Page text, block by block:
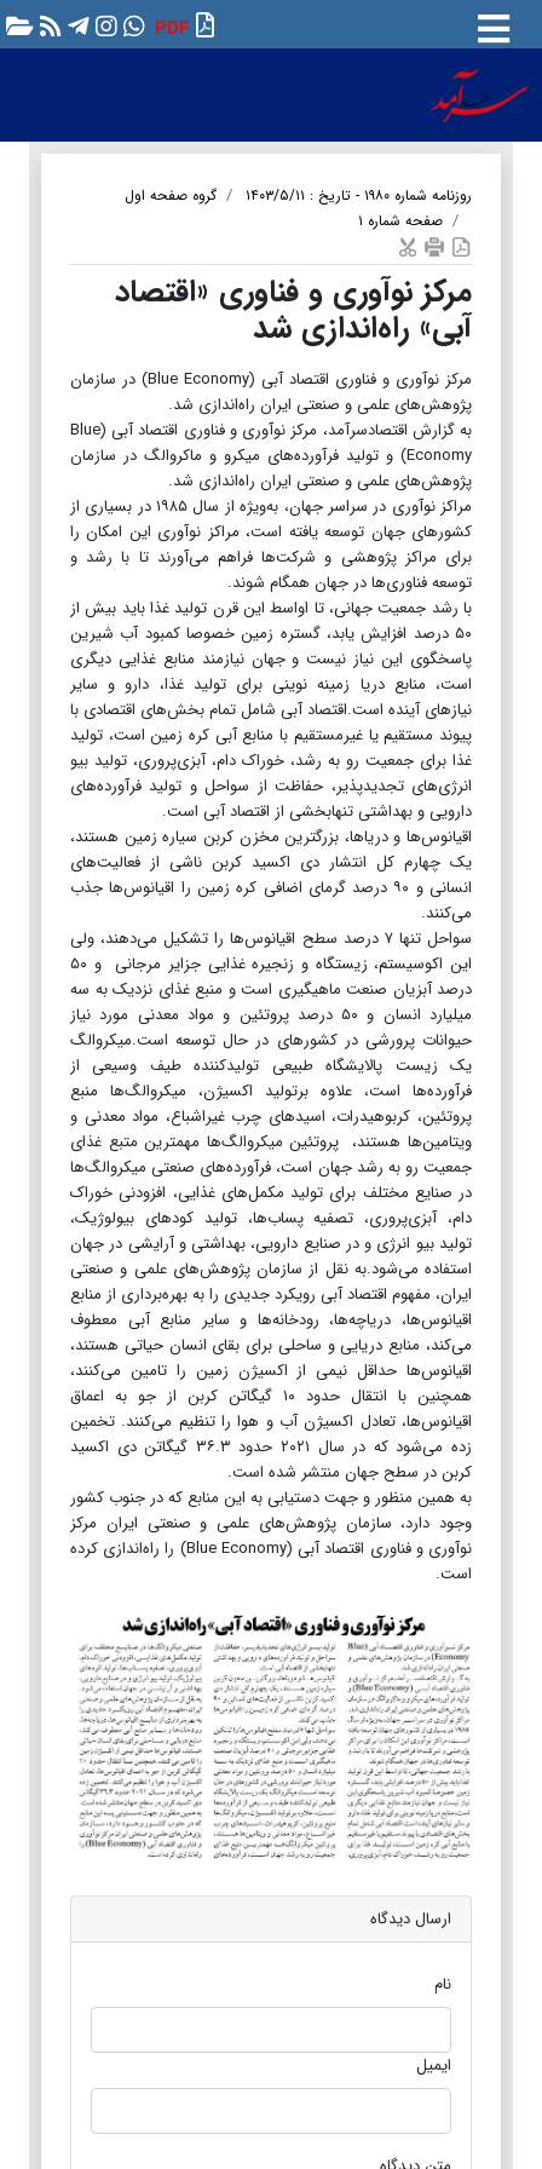
PDF
روزنامه شماره ۱۹۸۰ - تاریخ : ۱۴۰۳/۵/۱۱
گروه صفحه اول
صفحه شماره ۱
مرکز نوآوری و فناوری «اقتصاد
آبی» راه‌اندازی شد
مرکز نوآوری و فناوری اقتصاد آبی (Blue Economy) در سازمان
پژوهش‌های علمی و صنعتی ایران راه‌اندازی شد.
به گزارش اقتصادسرآمد، مرکز نوآوری و فناوری اقتصاد آبی (Blue
Economy) و تولید فرآورده‌های میکرو و ماکروالگ در سازمان
پژوهش‌های علمی و صنعتی ایران راه‌اندازی شد.
مراکز نوآوری در سراسر جهان، به‌ویژه از سال ۱۹۸۵ در بسیاری از
کشورهای جهان توسعه یافته است، مراکز نوآوری این امکان را
برای مراکز پژوهشی و شرکت‌ها فراهم می‌آورند تا با رشد و
توسعه فناوری‌ها در جهان همگام شوند.
با رشد جمعیت جهانی، تا اواسط این قرن تولید غذا باید بیش از
۵۰ درصد افزایش یابد، گستره زمین خصوصا کمبود آب شیرین
پاسخگوی این نیاز نیست و جهان نیازمند منابع غذایی دیگری
است، منابع دریا زمینه نوینی برای تولید غذا، دارو و سایر
نیازهای آینده است.اقتصاد آبی شامل تمام بخش‌های اقتصادی با
پیوند مستقیم یا غیرمستقیم با منابع آبی کره زمین است، تولید
غذا برای جمعیت رو به رشد، خوراک دام، آبزی‌پروری، تولید بیو
انرژی‌های تجدیدپذیر، حفاظت از سواحل و تولید فرآورده‌های
دارویی و بهداشتی تنهابخشی از اقتصاد آبی است.
اقیانوس‌ها و دریاها، بزرگترین مخزن کربن سیاره زمین هستند،
یک چهارم کل انتشار دی اکسید کربن ناشی از فعالیت‌های
انسانی و ۹۰ درصد گرمای اضافی کره زمین را اقیانوس‌ها جذب
می‌کنند.
سواحل تنها ۷ درصد سطح اقیانوس‌ها را تشکیل می‌دهند، ولی
این اکوسیستم، زیستگاه و زنجیره غذایی جزایر مرجانی و ۵۰
درصد آبزیان صنعت ماهیگیری است و منبع غذای نزدیک به سه
میلیارد انسان و ۵۰ درصد پروتئین و مواد معدنی مورد نیاز
حیوانات پرورشی در کشورهای در حال توسعه است.میکروالگ
یک زیست پالایشگاه طبیعی تولیدکننده طیف وسیعی از
فرآورده‌ها است، علاوه برتولید اکسیژن، میکروالگ‌ها منبع
پروتئین، کربوهیدرات، اسیدهای چرب غیراشباع، مواد معدنی و
ویتامین‌ها هستند، پروتئین میکروالگ‌ها مهمترین متبع غذای
جمعیت رو به رشد جهان است، فرآورده‌های صنعتی میکروالگ‌ها
در صنایع مختلف برای تولید مکمل‌های غذایی، افزودنی خوراک
دام، آبزی‌پروری، تصفیه پساب‌ها، تولید کودهای بیولوژیک،
تولید بیو انرژی و در صنایع دارویی، بهداشتی و آرایشی در جهان
استفاده می‌شود.به نقل از سازمان پژوهش‌های علمی و صنعتی
ایران،‌ مفهوم اقتصاد آبی رویکرد جدیدی را به بهره‌برداری از منابع
اقیانوس‌ها، دریاچه‌ها، رودخانه‌ها و سایر منابع آبی معطوف
می‌کند، منابع دریایی و ساحلی برای بقای انسان حیاتی هستند،
اقیانوس‌ها حداقل نیمی از اکسیژن زمین را تامین می‌کنند،
همچنین با انتقال حدود ۱۰ گیگاتن کربن از جو به اعماق
اقیانوس‌ها، تعادل اکسیژن آب و هوا را تنظیم می‌کنند. تخمین
زده می‌شود که در سال ۲۰۲۱ حدود ۳۶.۳ گیگاتن دی اکسید
کربن در سطح جهان منتشر شده است.
به همین منظور و جهت دستیابی به این منابع که در جنوب کشور
وجود دارد، سازمان پژوهش‌های علمی و صنعتی ایران مرکز
نوآوری و فناوری اقتصاد آبی (Blue Economy) را راه‌اندازی کرده
است.
ارسال دیدگاه
نام
ایمیل